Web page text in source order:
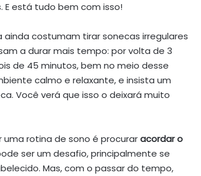
E está tudo bem com isso!
costumam tirar sonecas irregulares
a durar mais tempo: por volta de 3
de 45 minutos, bem no meio desse
calmo e relaxante, e insista um
Você verá que isso o deixará muito
rotina de sono é procuraracordar o
ser um desafio, principalmente se
Mas, com o passar do tempo,